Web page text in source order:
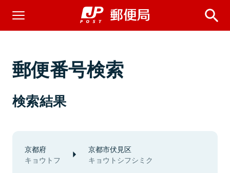
郵便番号検索
検索結果
京都府
キョウトフ
京都市伏見区
キョウトシフシミク